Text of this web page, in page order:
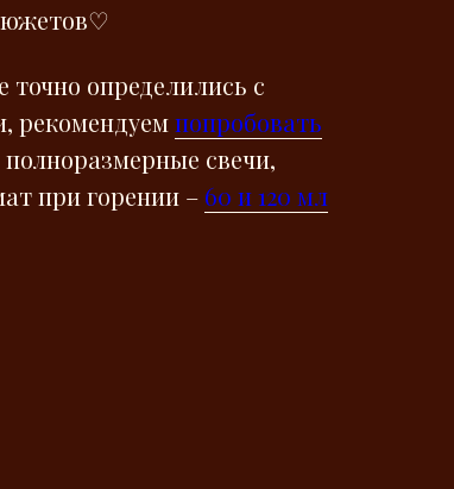
точно определились с
рекомендуемпопробовать
свечи,
при горении – 60 и 120 мл